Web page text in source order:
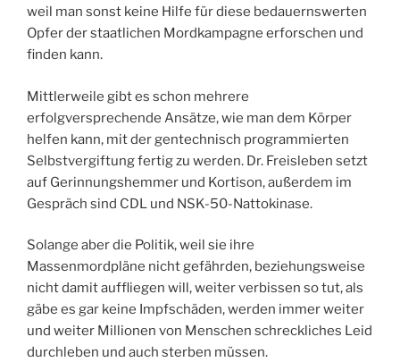
weil man sonst keine Hilfe für diese bedauernswerten
Opfer der staatlichen Mordkampagne erforschen und
finden kann.
Mittlerweile gibt es schon mehrere
erfolgversprechende Ansätze, wie man dem Körper
helfen kann, mit der gentechnisch programmierten
Selbstvergiftung fertig zu werden. Dr. Freisleben setzt
auf Gerinnungshemmer und Kortison, außerdem im
Gespräch sind CDL und NSK-50-Nattokinase.
Solange aber die Politik, weil sie ihre
Massenmordpläne nicht gefährden, beziehungsweise
nicht damit auffliegen will, weiter verbissen so tut, als
gäbe es gar keine Impfschäden, werden immer weiter
und weiter Millionen von Menschen schreckliches Leid
durchleben und auch sterben müssen.